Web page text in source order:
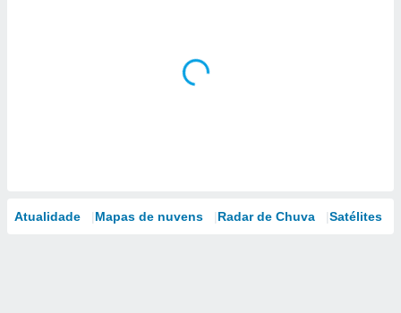
Atualidade Mapas de nuvens Radar de Chuva Satélites